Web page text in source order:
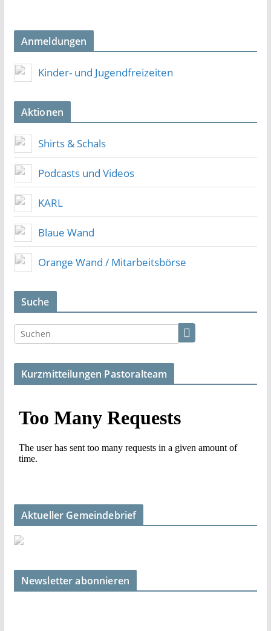
Anmeldungen
Kinder- und Jugendfreizeiten
Aktionen
Shirts & Schals
Podcasts und Videos
KARL
Blaue Wand
Orange Wand / Mitarbeitsbörse
Suche
Kurzmitteilungen Pastoralteam
Aktueller Gemeindebrief
Newsletter abonnieren